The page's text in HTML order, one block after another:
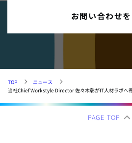
お問い合わせ
TOP
ニュース
当社Chief Workstyle Director 佐々木彰がIT人材ラボへ
PAGE TOP